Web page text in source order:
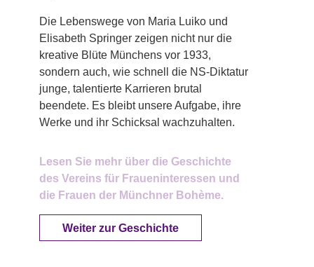
Die Lebenswege von Maria Luiko und
Elisabeth Springer zeigen nicht nur die
kreative Blüte Münchens vor 1933,
sondern auch, wie schnell die NS-Diktatur
junge, talentierte Karrieren brutal
beendete. Es bleibt unsere Aufgabe, ihre
Werke und ihr Schicksal wachzuhalten.
Lesen Sie mehr über die Geschichte
des Vereins für Fraueninteressen und
die Frauen der Münchner Bohème.
Weiter zur Geschichte